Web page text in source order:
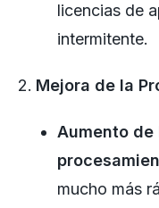
licencias de
intermitente.
Mejora de la
Aumento
mucho más